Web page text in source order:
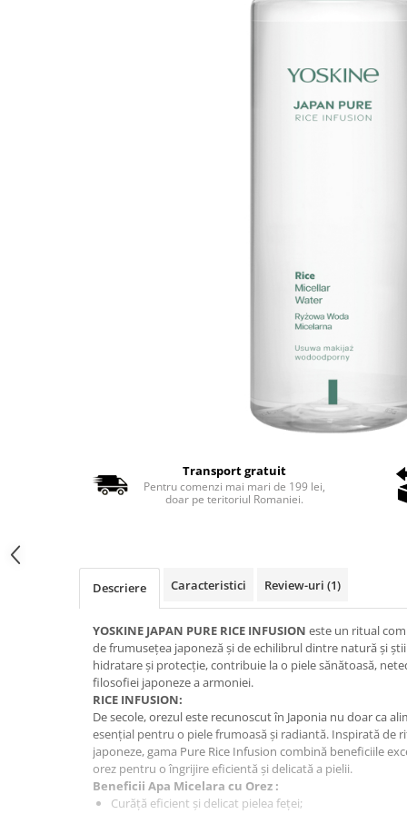
Transport gratuit
Pentru comenzi mai mari de 199 lei,
doar pe teritoriul Romaniei.
Descriere Caracteristici Review-uri (1)
YOSKINE JAPAN PURE RICE INFUSION este un ritual
de frumusețea japoneză și de echilibrul dintre natură și
hidratare și protecție, contribuie la o piele sănătoasă,
filosofiei japoneze a armoniei.
RICE INFUSION:
De secole, orezul este recunoscut în Japonia nu doar ca
esențial pentru o piele frumoasă și radiantă. Inspirată de
japoneze, gama Pure Rice Infusion combină beneficiile
orez pentru o îngrijire eficientă și delicată a pielii.
Beneficii Apa Micelara cu Orez :
Curăță eficient și delicat pielea feței;